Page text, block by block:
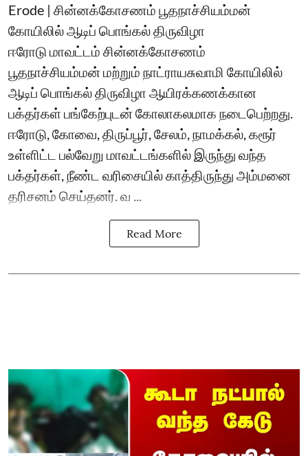
Erode | சின்னக்கோசணம் பூதநாச்சியம்மன்
கோயிலில் ஆடிப் பொங்கல் திருவிழா
ஈரோடு மாவட்டம் சின்னக்கோசணம்
பூதநாச்சியம்மன் மற்றும் நாட்ராயசுவாமி கோயிலில்
ஆடிப் பொங்கல் திருவிழா ஆயிரக்கணக்கான
பக்தர்கள் பங்கேற்புடன் கோலாகலமாக நடைபெற்றது.
ஈரோடு, கோவை, திருப்பூர், சேலம், நாமக்கல், கரூர்
உள்ளிட்ட பல்வேறு மாவட்டங்களில் இருந்து வந்த
பக்தர்கள், நீண்ட வரிசையில் காத்திருந்து அம்மனை
தரிசனம் செய்தனர். வ ...
Read More